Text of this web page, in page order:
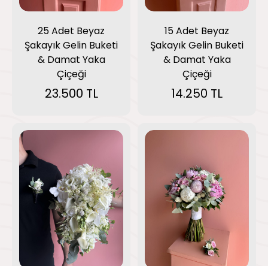
25 Adet Beyaz
Şakayık Gelin Buketi
& Damat Yaka
Çiçeği
23.500 TL
15 Adet Beyaz
Şakayık Gelin Buketi
& Damat Yaka
Çiçeği
14.250 TL